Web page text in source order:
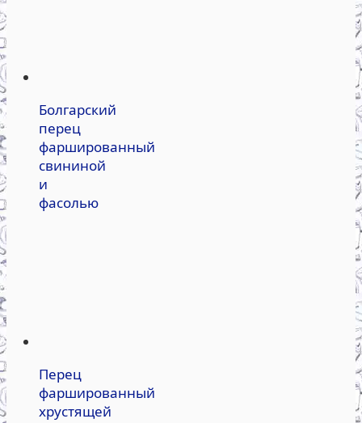
Болгарский
перец
фаршированный
свининой
и
фасолью
Перец
фаршированный
хрустящей